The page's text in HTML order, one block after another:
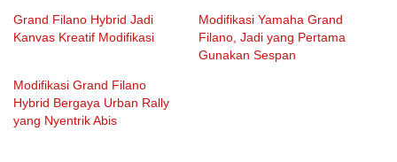
Grand Filano Hybrid Jadi
Kanvas Kreatif Modifikasi
Modifikasi Yamaha Grand
Filano, Jadi yang Pertama
Gunakan Sespan
Modifikasi Grand Filano
Hybrid Bergaya Urban Rally
yang Nyentrik Abis